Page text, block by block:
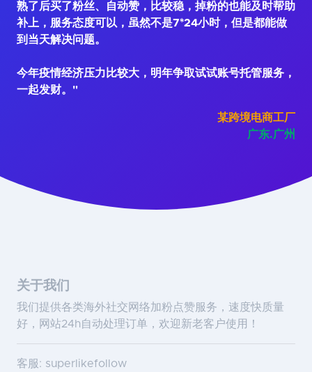
熟了后买了粉丝、自动赞，比较稳，掉粉的也能及时帮助
补上，服务态度可以，虽然不是7*24小时，但是都能做
到当天解决问题。
今年疫情经济压力比较大，明年争取试试账号托管服务，
一起发财。"
某跨境电商工厂
广东.广州
关于我们
我们提供各类海外社交网络加粉点赞服务，速度快质量
好，网站24h自动处理订单，欢迎新老客户使用！
客服: superlikefollow